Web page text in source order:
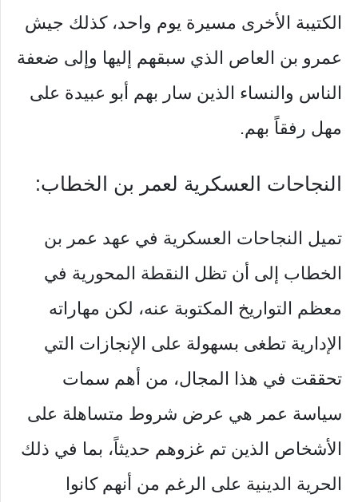
الكتيبة الأخرى مسيرة يوم واحد، كذلك جيش
عمرو بن العاص الذي سبقهم إليها وإلى ضعفة
الناس والنساء الذين سار بهم أبو عبيدة على
مهل رفقاً بهم.
النجاحات العسكرية لعمر بن الخطاب:
تميل النجاحات العسكرية في عهد عمر بن
الخطاب إلى أن تظل النقطة المحورية في
معظم التواريخ المكتوبة عنه، لكن مهاراته
الإدارية تطغى بسهولة على الإنجازات التي
تحققت في هذا المجال، من أهم سمات
سياسة عمر هي عرض شروط متساهلة على
الأشخاص الذين تم غزوهم حديثاً، بما في ذلك
الحرية الدينية على الرغم من أنهم كانوا